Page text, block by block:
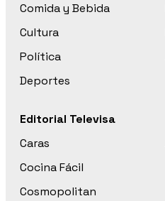
Comida y Bebida
Cultura
Política
Deportes
Editorial Televisa
Caras
Cocina Fácil
Cosmopolitan